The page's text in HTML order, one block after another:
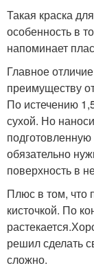
Такая краска
особенность в
напоминает
Главное
преимуществу
По истечению
сухой. Но
обязательно
поверхность в
Плюс в том, что
кисточкой. По
решил сделать
сложно.